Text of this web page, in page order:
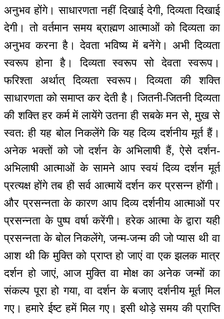
अनुभव होंगे। साधारणता नहीं दिखाई देगी, दिव्यता दिखाई
देगी। तो वर्तमान समय ब्राह्मण आत्माओं को दिव्यता का
अनुभव करना है। देवता भविष्य में बनेंगे। अभी दिव्यता
स्वरूप होना है। दिव्यता स्वरूप सो देवता स्वरूप।
फरिश्ता अर्थात् दिव्यता स्वरूप। दिव्यता की शक्ति
साधारणता को समाप्त कर देती है। जितनी-जितनी दिव्यता
की शक्ति हर कर्म में लायेंगे उतना ही सबके मन से, मुख से
स्वत: ही यह बोल निकलेंगे कि यह दिव्य दर्शनीय मूर्त हैं।
अनेक भक्तों को जो दर्शन के अभिलाषी हैं, ऐसे दर्शन-
अभिलाषी आत्माओं के सामने आप स्वयं दिव्य दर्शन मूर्त
प्रत्यक्ष होंगे तब ही सर्व आत्मायें दर्शन कर प्रसन्न होंगी।
और प्रसन्नता के कारण आप दिव्य दर्शनीय आत्माओं पर
प्रसन्नता के पुष्प वर्षा करेंगी। हरेक आत्मा के द्वारा यही
प्रसन्नता के बोल निकलेंगे, जन्म-जन्म की जो प्यास थी वा
आश थी कि मुक्ति को प्राप्त हो जाएं वा एक झलक मात्र
दर्शन हो जाएं, आज मुक्ति वा मोक्ष का अनेक जन्मों का
संकल्प पूरा हो गया, वा दर्शन के बजाए दर्शनीय मूर्त मिल
गए। हमारे ईष्ट हमें मिल गए। इसी थोड़े समय की प्राप्ति